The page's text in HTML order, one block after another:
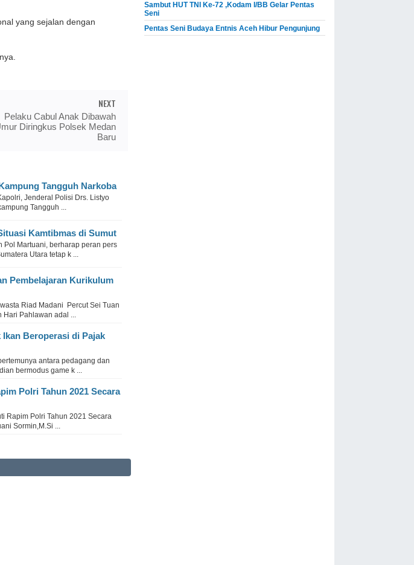
yang sejalan dengan
NEXT
Pelaku Cabul Anak Dibawah
Diringkus Polsek Medan
Baru
Tangguh Narkoba
Jenderal Polisi Drs. Listyo
Tangguh ...
Kamtibmas di Sumut
Pol Martuani, berharap peran pers
Utara tetap k ...
Pembelajaran Kurikulum
Riad Madani Percut Sei Tuan
Hari Pahlawan adal ...
Beroperasi di Pajak
antara pedagang dan
bermodus game k ...
Polri Tahun 2021 Secara
Rapim Polri Tahun 2021 Secara
Sormin,M.Si ...
Sambut HUT TNI Ke-72 ,Kodam I/BB Gelar Pentas
Seni
Pentas Seni Budaya Entnis Aceh Hibur Pengunjung